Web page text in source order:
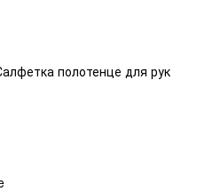
полотенце для рук